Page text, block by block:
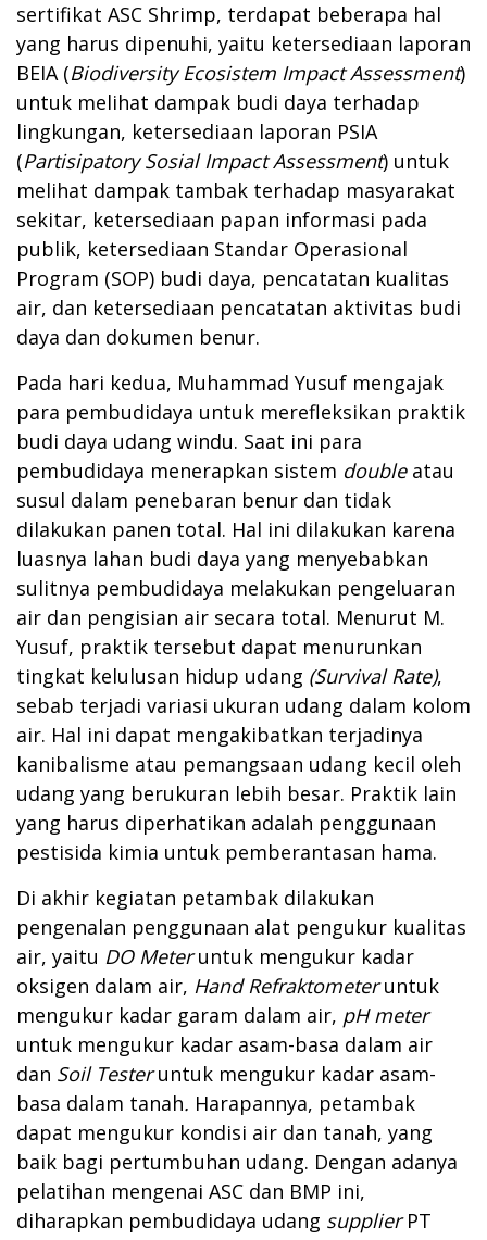
sertifikat ASC Shrimp, terdapat beberapa hal
yang harus dipenuhi, yaitu ketersediaan laporan
BEIA (Biodiversity Ecosistem Impact Assessment)
untuk melihat dampak budi daya terhadap
lingkungan, ketersediaan laporan PSIA
(Partisipatory Sosial Impact Assessment) untuk
melihat dampak tambak terhadap masyarakat
sekitar, ketersediaan papan informasi pada
publik, ketersediaan Standar Operasional
Program (SOP) budi daya, pencatatan kualitas
air, dan ketersediaan pencatatan aktivitas budi
daya dan dokumen benur.
Pada hari kedua, Muhammad Yusuf mengajak
para pembudidaya untuk merefleksikan praktik
budi daya udang windu. Saat ini para
pembudidaya menerapkan sistem doubleatau
susul dalam penebaran benur dan tidak
dilakukan panen total. Hal ini dilakukan karena
luasnya lahan budi daya yang menyebabkan
sulitnya pembudidaya melakukan pengeluaran
air dan pengisian air secara total. Menurut M.
Yusuf, praktik tersebut dapat menurunkan
tingkat kelulusan hidup udang (Survival Rate),
sebab terjadi variasi ukuran udang dalam kolom
air. Hal ini dapat mengakibatkan terjadinya
kanibalisme atau pemangsaan udang kecil oleh
udang yang berukuran lebih besar. Praktik lain
yang harus diperhatikan adalah penggunaan
pestisida kimia untuk pemberantasan hama.
Di akhir kegiatan petambak dilakukan
pengenalan penggunaan alat pengukur kualitas
air, yaitu DO Meteruntuk mengukur kadar
oksigen dalam air, HandRefraktometeruntuk
mengukur kadar garam dalam air, pH meter
untuk mengukur kadar asam-basa dalam air
dan Soil Testeruntuk mengukur kadar asam-
basa dalam tanah. Harapannya, petambak
dapat mengukur kondisi air dan tanah, yang
baik bagi pertumbuhan udang. Dengan adanya
pelatihan mengenai ASC dan BMP ini,
diharapkan pembudidaya udang supplierPT